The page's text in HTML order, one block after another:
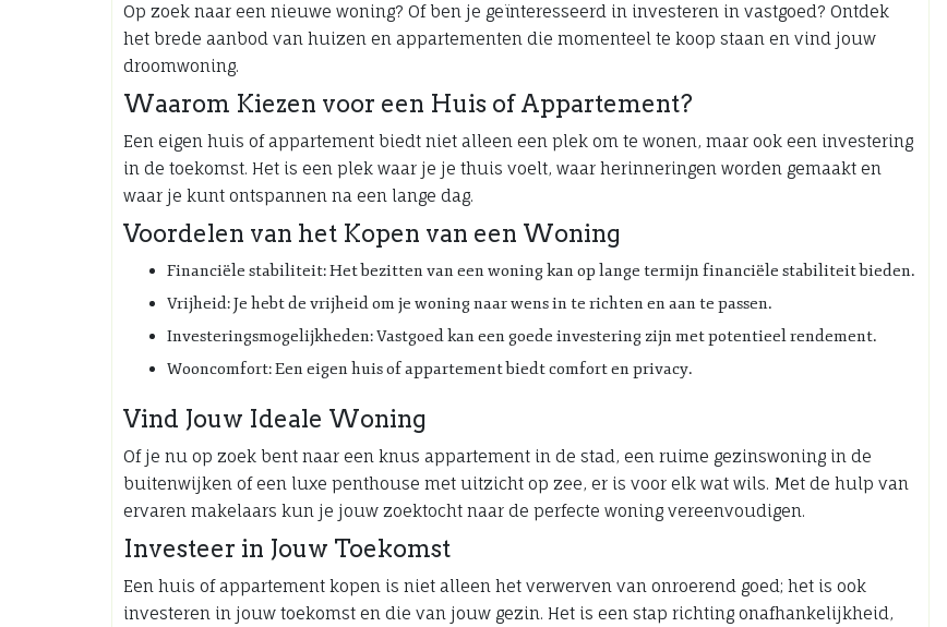
Op zoek naar een nieuwe woning? Of ben je geïnteresseerd in investeren in vastgoed? Ontdek
het brede aanbod van huizen en appartementen die momenteel te koop staan en vind jouw
droomwoning.
Waarom Kiezen voor een Huis of Appartement?
Een eigen huis of appartement biedt niet alleen een plek om te wonen, maar ook een investering
in de toekomst. Het is een plek waar je je thuis voelt, waar herinneringen worden gemaakt en
waar je kunt ontspannen na een lange dag.
Voordelen van het Kopen van een Woning
Financiële stabiliteit: Het bezitten van een woning kan op lange termijn financiële stabiliteit bieden.
Vrijheid: Je hebt de vrijheid om je woning naar wens in te richten en aan te passen.
Investeringsmogelijkheden: Vastgoed kan een goede investering zijn met potentieel rendement.
Wooncomfort: Een eigen huis of appartement biedt comfort en privacy.
Vind Jouw Ideale Woning
Of je nu op zoek bent naar een knus appartement in de stad, een ruime gezinswoning in de
buitenwijken of een luxe penthouse met uitzicht op zee, er is voor elk wat wils. Met de hulp van
ervaren makelaars kun je jouw zoektocht naar de perfecte woning vereenvoudigen.
Investeer in Jouw Toekomst
Een huis of appartement kopen is niet alleen het verwerven van onroerend goed; het is ook
investeren in jouw toekomst en die van jouw gezin. Het is een stap richting onafhankelijkheid,